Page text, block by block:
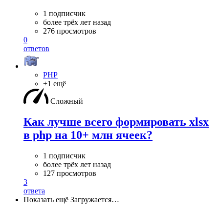
1 подписчик
более трёх лет назад
276 просмотров
0
ответов
PHP
+1 ещё
Сложный
Как лучше всего формировать xlsx
в php на 10+ млн ячеек?
1 подписчик
более трёх лет назад
127 просмотров
3
ответа
Показать ещё Загружается…